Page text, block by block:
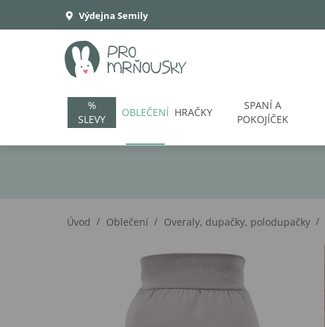
Výdejna Semily
%
SLEVY
OBLEČENÍ HRAČKY
SPANÍ A
POKOJÍČEK
Úvod / Oblečení / Overaly, dupačky, polodupačky /